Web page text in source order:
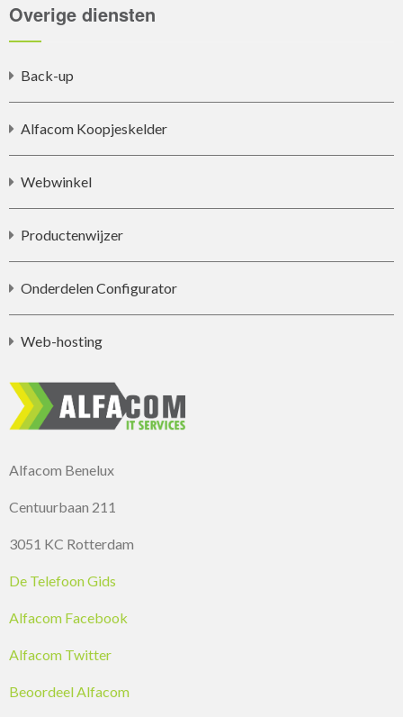
Overige diensten
Back-up
Alfacom Koopjeskelder
Webwinkel
Productenwijzer
Onderdelen Configurator
Web-hosting
Alfacom Benelux
Centuurbaan 211
3051 KC Rotterdam
De Telefoon Gids
Alfacom Facebook
Alfacom Twitter
Beoordeel Alfacom